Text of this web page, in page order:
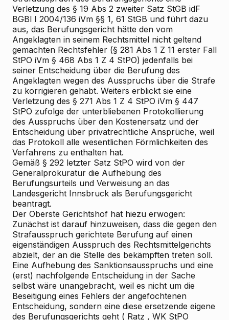
Verletzung des § 19 Abs 2 zweiter Satz StGB idF
BGBl I 2004/136 iVm §§ 1, 61 StGB und führt dazu
aus, das Berufungsgericht hätte den vom
Angeklagten in seinem Rechtsmittel nicht geltend
gemachten Rechtsfehler (§ 281 Abs 1 Z 11 erster Fall
StPO iVm § 468 Abs 1 Z 4 StPO) jedenfalls bei
seiner Entscheidung über die Berufung des
Angeklagten wegen des Ausspruchs über die Strafe
zu korrigieren gehabt. Weiters erblickt sie eine
Verletzung des § 271 Abs 1 Z 4 StPO iVm § 447
StPO zufolge der unterbliebenen Protokollierung
des Ausspruchs über den Kostenersatz und der
Entscheidung über privatrechtliche Ansprüche, weil
das Protokoll alle wesentlichen Förmlichkeiten des
Verfahrens zu enthalten hat.
Gemäß § 292 letzter Satz StPO wird von der
Generalprokuratur die Aufhebung des
Berufungsurteils und Verweisung an das
Landesgericht Innsbruck als Berufungsgericht
beantragt.
Der Oberste Gerichtshof hat hiezu erwogen:
Zunächst ist darauf hinzuweisen, dass die gegen den
Strafausspruch gerichtete Berufung auf einen
eigenständigen Ausspruch des Rechtsmittelgerichts
abzielt, der an die Stelle des bekämpften treten soll.
Eine Aufhebung des Sanktionsausspruchs und eine
(erst) nachfolgende Entscheidung in der Sache
selbst wäre unangebracht, weil es nicht um die
Beseitigung eines Fehlers der angefochtenen
Entscheidung, sondern eine diese ersetzende eigene
des Berufungsgerichts geht ( Ratz , WK StPO